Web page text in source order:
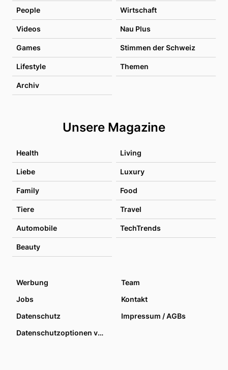
People Wirtschaft
Videos Nau Plus
Games Stimmen der Schweiz
Lifestyle Themen
Archiv
Unsere Magazine
Health Living
Liebe Luxury
Family Food
Tiere Travel
Automobile TechTrends
Beauty
Werbung
Team
Jobs
Kontakt
Datenschutz
Impressum / AGBs
Datenschutzoptionen verwalten